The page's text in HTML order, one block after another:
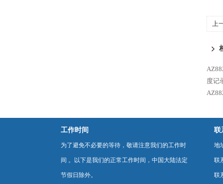
上
度记
工作时间
为了避免不必要的等待，敬请注意我们的工作时
间 。以下是我们的正常工作时间，中国大陆法定
节假日除外。
联
地
联
联